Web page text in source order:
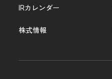
IRカレンダー
株式情報